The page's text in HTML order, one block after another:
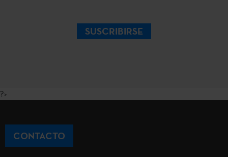
SUSCRIBIRSE
?>
CONTACTO